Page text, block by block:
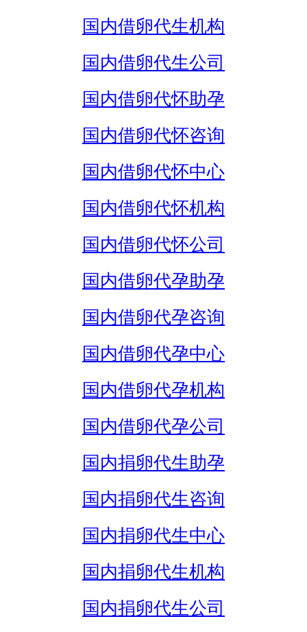
国内借卵代生机构
国内借卵代生公司
国内借卵代怀助孕
国内借卵代怀咨询
国内借卵代怀中心
国内借卵代怀机构
国内借卵代怀公司
国内借卵代孕助孕
国内借卵代孕咨询
国内借卵代孕中心
国内借卵代孕机构
国内借卵代孕公司
国内捐卵代生助孕
国内捐卵代生咨询
国内捐卵代生中心
国内捐卵代生机构
国内捐卵代生公司